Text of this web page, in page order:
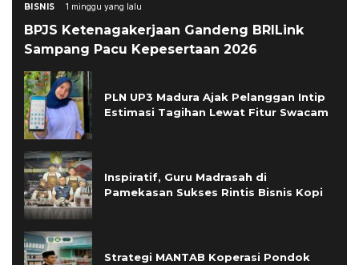
BISNIS 1 minggu yang lalu
BPJS Ketenagakerjaan Gandeng BRILink
Sampang Pacu Kepesertaan 2026
PLN UP3 Madura Ajak Pelanggan Intip
Estimasi Tagihan Lewat Fitur Swacam
Inspiratif, Guru Madrasah di
Pamekasan Sukses Rintis Bisnis Kopi
Strategi MANTAB Koperasi Pondok